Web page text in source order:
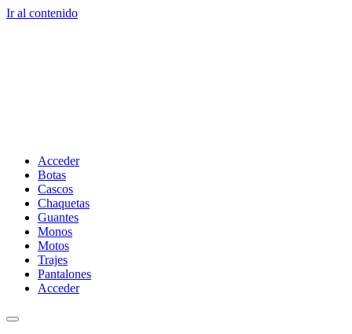
Ir al contenido
Acceder
Botas
Cascos
Chaquetas
Guantes
Monos
Motos
Trajes
Pantalones
Acceder